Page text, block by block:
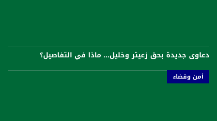
دعاوى جديدة بحق زعيتر وخليل... ماذا في التفاصيل؟
أمن وقضاء